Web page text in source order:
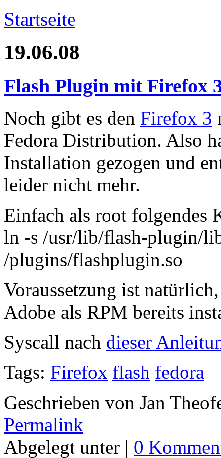
Startseite
19.06.08
Flash Plugin mit Firefox
Noch gibt es den Firefox 3
Fedora Distribution. Also
Installation gezogen und
leider nicht mehr.
Einfach als root folgendes
ln -s /usr/lib/flash-plugin/
/plugins/flashplugin.so
Voraussetzung ist
Adobe als RPM bereits
Syscall nach dieser
Tags: Firefox flash fedora
Geschrieben von Jan
Permalink
Abgelegt unter | 0